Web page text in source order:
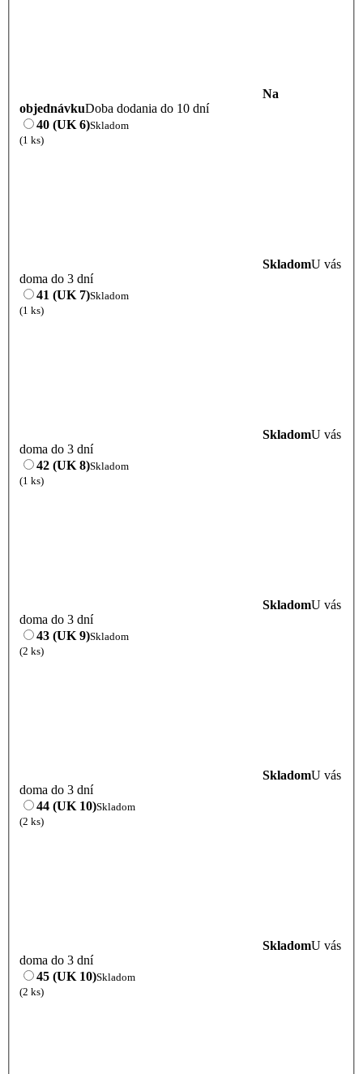
Na
objednávkuDoba dodania do 10 dní
40 (UK 6)Skladom
(1 ks)
SkladomU vás
doma do 3 dní
41 (UK 7)Skladom
(1 ks)
SkladomU vás
doma do 3 dní
42 (UK 8)Skladom
(1 ks)
SkladomU vás
doma do 3 dní
43 (UK 9)Skladom
(2 ks)
SkladomU vás
doma do 3 dní
44 (UK 10)Skladom
(2 ks)
SkladomU vás
doma do 3 dní
45 (UK 10)Skladom
(2 ks)